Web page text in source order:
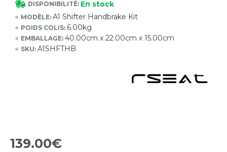
DISPONIBILITÉ: En stock
MODÈLE: A1 Shifter Handbrake Kit
POIDS COLIS: 6.00kg
EMBALLAGE: 40.00cm x 22.00cm x 15.00cm
SKU: A1SHFTHB
139.00€